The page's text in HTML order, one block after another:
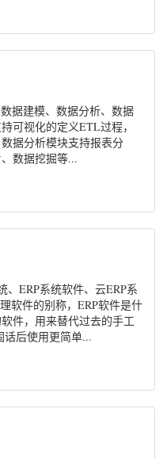
据建模、数据分析、数据
可视化的定义ETL过程，
据分析模块支持报表分
数据挖掘等...
、ERP系统软件、云ERP系
软件的别称，ERP软件是什
件，用来替代过去的手工
话后使用更简单...